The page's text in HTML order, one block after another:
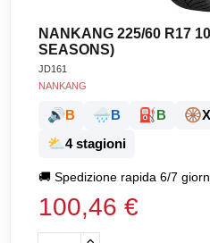
NANKANG 225/60 R17
SEASONS)
JD161
NANKANG
🔊B 🌧️B ⛽B 🛞
⛅4 stagioni
🚚Spedizione rapida 6/7
100,46 €